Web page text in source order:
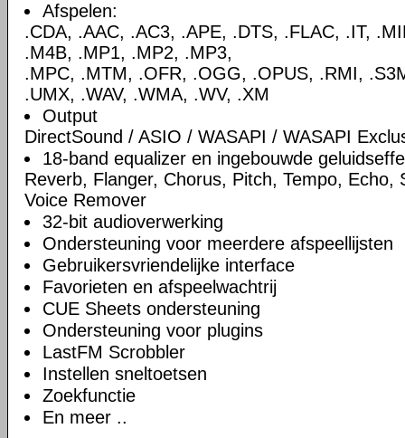
Afspelen:
.CDA, .AAC, .AC3, .APE, .DTS, .FLAC, .IT,
.M4B, .MP1, .MP2, .MP3,
.MPC, .MTM, .OFR, .OGG, .OPUS, .RMI,
.UMX, .WAV, .WMA, .WV, .XM
Output
DirectSound / ASIO / WASAPI / WASAPI
18-band equalizer en ingebouwde
Reverb, Flanger, Chorus, Pitch, Tempo, Echo,
Voice Remover
32-bit audioverwerking
Ondersteuning voor meerdere afspeellijsten
Gebruikersvriendelijke interface
Favorieten en afspeelwachtrij
CUE Sheets ondersteuning
Ondersteuning voor plugins
LastFM Scrobbler
Instellen sneltoetsen
Zoekfunctie
En meer ..